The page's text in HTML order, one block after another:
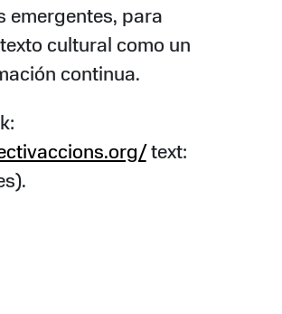
emergentes, para
cultural como un
continua.
text: